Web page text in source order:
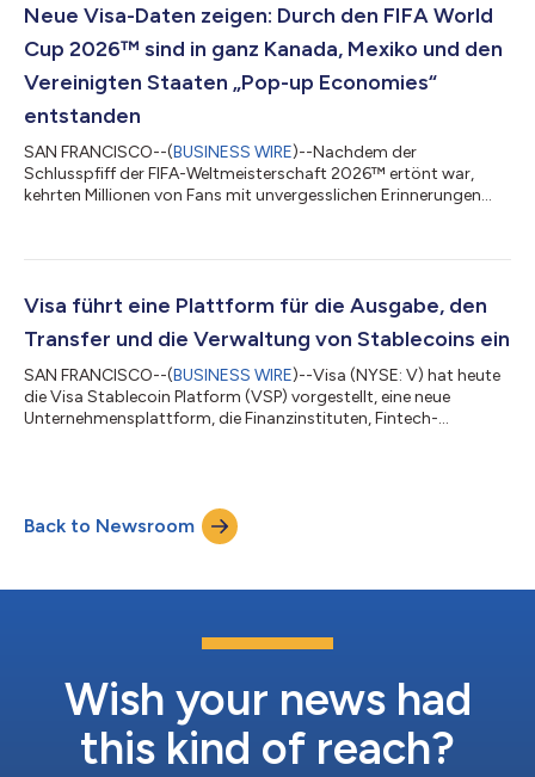
von BioCatch ergänzt die bestehenden Lösungen von Visa in
den Bereichen Cybersicherheit, Betrugsbekämpfung, R...
Neue Visa-Daten zeigen: Durch den FIFA World
Cup 2026™ sind in ganz Kanada, Mexiko und den
Vereinigten Staaten „Pop-up Economies“
entstanden
SAN FRANCISCO--(BUSINESS WIRE)--Nachdem der
Schlusspfiff der FIFA-Weltmeisterschaft 2026™ ertönt war,
kehrten Millionen von Fans mit unvergesslichen Erinnerungen
einen bleibenden Eindruck. Denn die Ausgaben während des
für Händler und die lokale Wirtschaft in den
Austragungsstädten in Kanada, Mexiko und den Vereinig...
Visa führt eine Plattform für die Ausgabe, den
Transfer und die Verwaltung von Stablecoins ein
SAN FRANCISCO--(BUSINESS WIRE)--Visa (NYSE: V) hat heute
die Visa Stablecoin Platform (VSP) vorgestellt, eine neue
Unternehmensplattform, die Finanzinstituten, Fintech-
Kryptostrategie von Visa bietet VSP Finanzinstituten, Fintech-
Unternehmen und anderen Zahlungsanbietern eine einfache
Möglichkeit, auf Stablecoins zuzugreife...
Back to Newsroom
Wish your news had
this kind of reach?